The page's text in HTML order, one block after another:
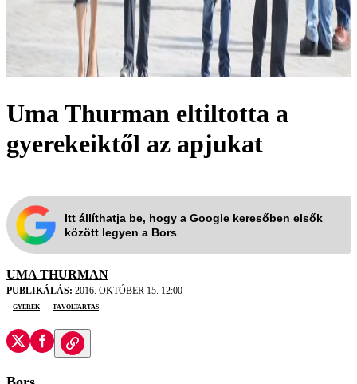
Uma Thurman eltiltotta a
gyerekeiktől az apjukat
Itt állíthatja be, hogy a Google keresőben elsők
között legyen a Bors
UMA THURMAN
PUBLIKÁLÁS: 2016. OKTÓBER 15. 12:00
gyerek
távoltartás